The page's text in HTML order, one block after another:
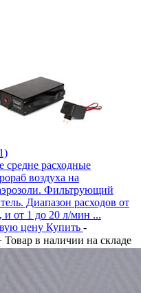
расходные
воздуха на
Фильтрующий
Диапазон расходов от
и от 1 до 20 л/мин ...
цену Купить -
Товар в наличии на складе